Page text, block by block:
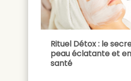
Rituel Détox : le
peau éclatante et
santé